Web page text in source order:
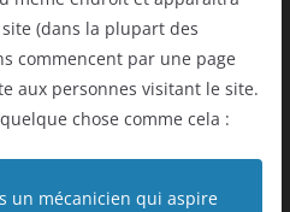
(dans la plupart des
commencent par une page
aux personnes visitant le site.
chose comme cela :
un mécanicien qui aspire